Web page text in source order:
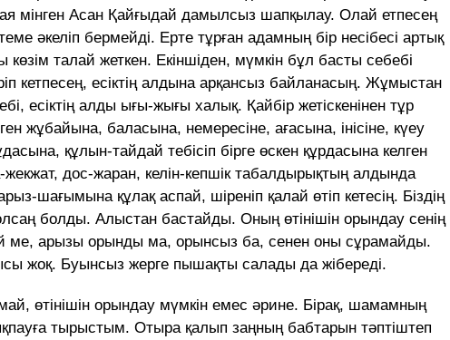
мінген Асан Қайғыдай дамылсыз шапқылау. Олай етпесең
әкеліп бермейді. Ерте тұрған адамның бір несібесі артық
талай жеткен. Екіншіден, мүмкін бұл басты себебі
кетпесең, есіктің алдына арқансыз байланасың. Жұмыстан
есіктің алды ығы-жығы халық. Қайбір жетіскенінен тұр
жұбайына, баласына, немересіне, ағасына, інісіне, күеу
құлын-тайдай тебісіп бірге өскен құрдасына келген
жекжат, дос-жаран, келін-кепшік табалдырықтың алдында
шағымына құлақ аспай, шіреніп қалай өтіп кетесің. Біздің
болды. Алыстан бастайды. Оның өтінішін орындау сенің
ме, арызы орынды ма, орынсыз ба, сенен оны сұрамайды.
жоқ. Буынсыз жерге пышақты салады да жібереді.
өтінішін орындау мүмкін емес әрине. Бірақ, шамамның
тырыстым. Отыра қалып заңның бабтарын тәптіштеп